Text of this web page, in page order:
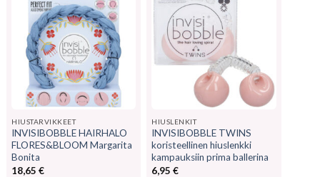
HIUSTARVIKKEET
INVISIBOBBLE HAIRHALO
FLORES&BLOOM Margarita
Bonita
18,65 €
HIUSLENKIT
INVISIBOBBLE TWINS
koristeellinen hiuslenkki
kampauksiin prima ballerina
6,95€